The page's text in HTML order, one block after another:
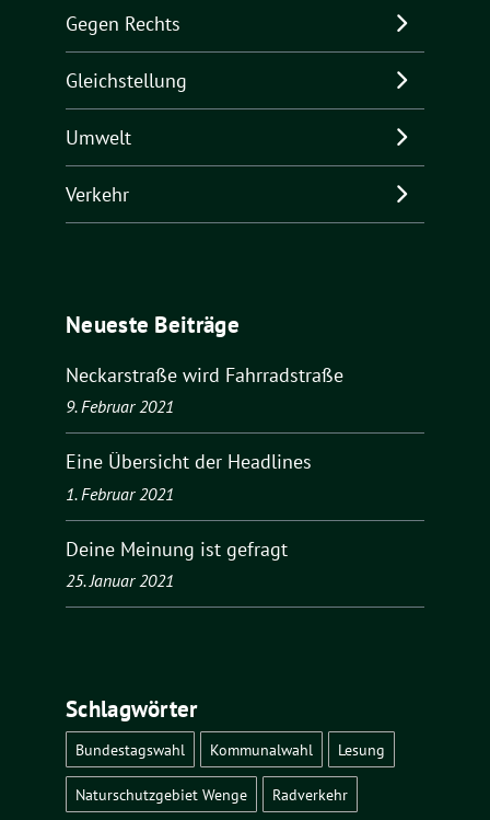
Gegen Rechts
Gleichstellung
Umwelt
Verkehr
Neueste Beiträge
Neckarstraße wird Fahrradstraße
9. Februar 2021
Eine Übersicht der Headlines
1. Februar 2021
Deine Meinung ist gefragt
25. Januar 2021
Schlagwörter
Bundestagswahl Kommunalwahl Lesung
Naturschutzgebiet Wenge Radverkehr